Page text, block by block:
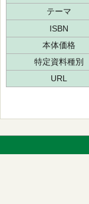
テーマ
ISBN
本体価格
特定資料種別
URL